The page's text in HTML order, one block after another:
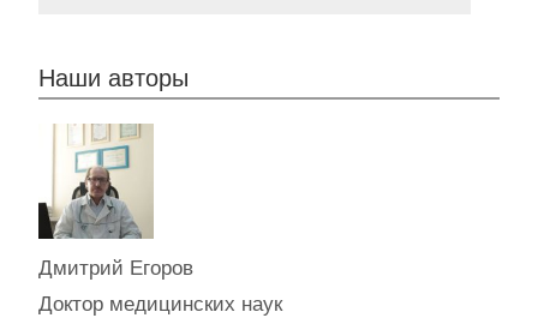
Наши авторы
Дмитрий Егоров
Доктор медицинских наук